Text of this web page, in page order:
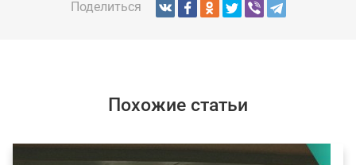
Поделиться
Похожие статьи